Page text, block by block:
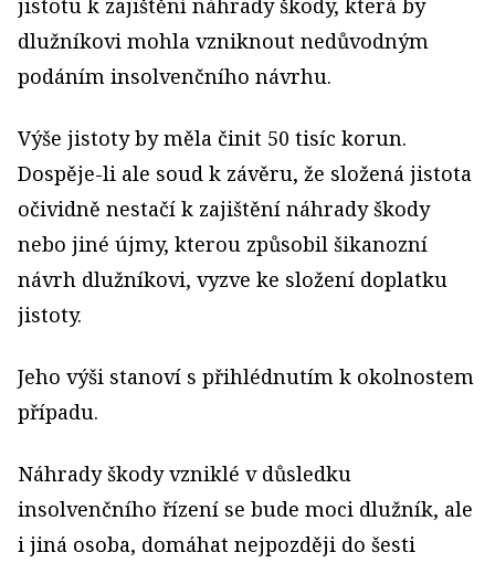
jistotu k zajištění náhrady škody, která by
dlužníkovi mohla vzniknout nedůvodným
podáním insolvenčního návrhu.
Výše jistoty by měla činit 50 tisíc korun.
Dospěje-li ale soud k závěru, že složená jistota
očividně nestačí k zajištění náhrady škody
nebo jiné újmy, kterou způsobil šikanozní
návrh dlužníkovi, vyzve ke složení doplatku
jistoty.
Jeho výši stanoví s přihlédnutím k okolnostem
případu.
Náhrady škody vzniklé v důsledku
insolvenčního řízení se bude moci dlužník, ale
i jiná osoba, domáhat nejpozději do šesti